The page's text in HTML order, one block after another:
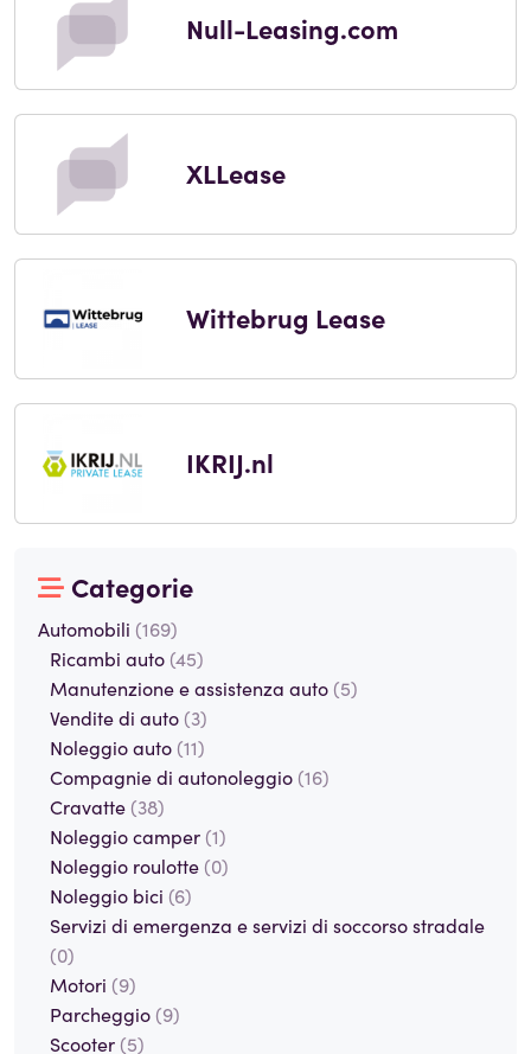
Null-Leasing.com
XLLease
Wittebrug Lease
IKRIJ.nl
Categorie
Automobili (169)
Ricambi auto (45)
Manutenzione e assistenza auto (5)
Vendite di auto (3)
Noleggio auto (11)
Compagnie di autonoleggio (16)
Cravatte (38)
Noleggio camper (1)
Noleggio roulotte (0)
Noleggio bici (6)
Servizi di emergenza e servizi di soccorso stradale
(0)
Motori (9)
Parcheggio (9)
Scooter (5)